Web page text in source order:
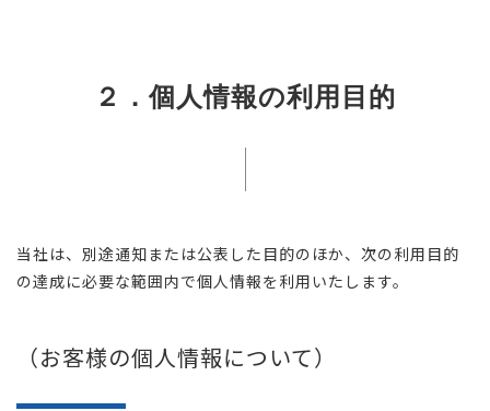
２．個人情報の利用目的
当社は、別途通知または公表した目的のほか、次の利用目的
の達成に必要な範囲内で個人情報を利用いたします。
（お客様の個人情報について）